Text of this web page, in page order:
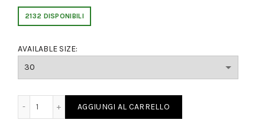
2132 DISPONIBILI
AVAILABLE SIZE:
DI WEBER 74409 quantity
AGGIUNGI AL CARRELLO